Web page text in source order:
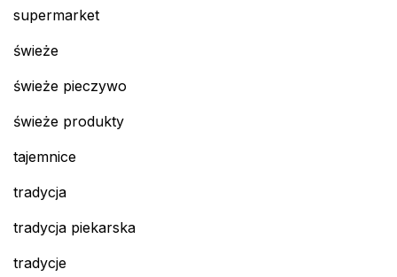
supermarket
świeże
świeże pieczywo
świeże produkty
tajemnice
tradycja
tradycja piekarska
tradycje